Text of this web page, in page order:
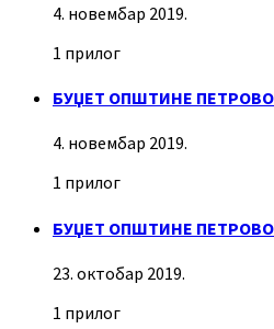
4. новембар 2019.
1 прилог
БУЏЕТ ОПШТИНЕ ПЕТРОВО
4. новембар 2019.
1 прилог
БУЏЕТ ОПШТИНЕ ПЕТРОВО
23. октобар 2019.
1 прилог